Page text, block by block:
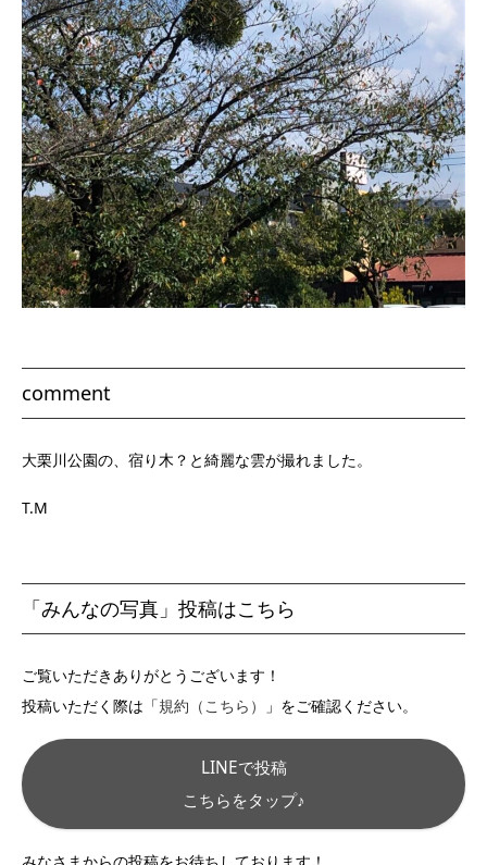
comment
大栗川公園の、宿り木？と綺麗な雲が撮れました。
T.M
「みんなの写真」投稿はこちら
ご覧いただきありがとうございます！
投稿いただく際は「規約（こちら） 」をご確認ください。
LINEで投稿
こちらをタップ♪